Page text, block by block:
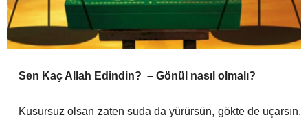
Sen Kaç Allah Edindin? – Gönül nasıl olmalı?
Kusursuz olsan zaten suda da yürürsün, gökte de uçarsın.